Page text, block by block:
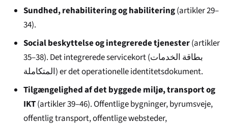
Sundhed, rehabilitering og habilitering(artikler 29–
34).
Social beskyttelse og integrerede tjenester(artikler
35–38). Det integrerede servicekort (بطاقة الخدمات
المتكاملة) er det operationelle identitetsdokument.
Tilgængelighed af det byggede miljø, transport og
IKT(artikler 39–46). Offentlige bygninger, byrumsveje,
offentlig transport, offentlige websteder,